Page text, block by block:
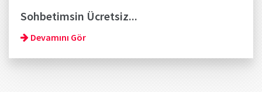
Sohbetimsin Ücretsiz...
Devamını Gör